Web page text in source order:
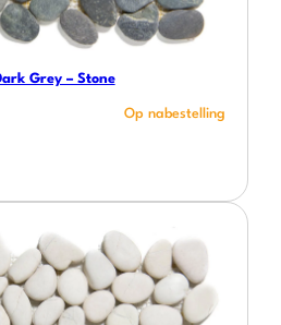
Grey – Stone